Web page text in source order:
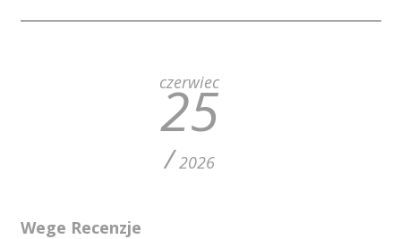
czerwiec
25
/ 2026
Wege Recenzje